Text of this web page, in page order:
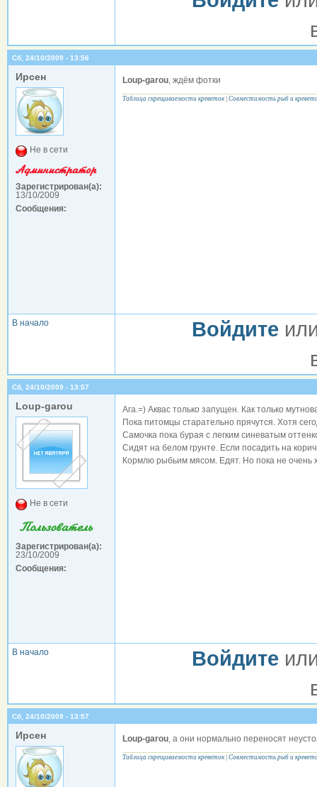
Сб, 24/10/2009 - 13:56
Ирсен
Не в сети
Зарегистрирован(а):
13/10/2009
Сообщения:
Loup-garou, ждём фотки
Таблица скрещиваемости креветок Совместимость рыб и
В начало Войдите
Сб, 24/10/2009 - 13:57
Loup-garou
Не в сети
Зарегистрирован(а):
23/10/2009
Сообщения:
Ага.=) Аквас только запущен. Как только
Пока питомцы старательно прячутся. Хотя
Самочка пока бурая с легким синеватым
Сидят на белом грунте. Если посадить на
Кормлю рыбьим мясом. Едят. Но пока не очень
В начало Войдите
Сб, 24/10/2009 - 13:57
Ирсен Loup-garou, а они нормально переносят
Таблица скрещиваемости креветок Совместимость рыб и